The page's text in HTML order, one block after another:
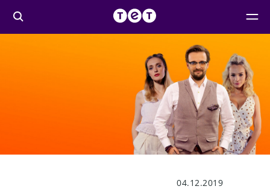
04.12.2019